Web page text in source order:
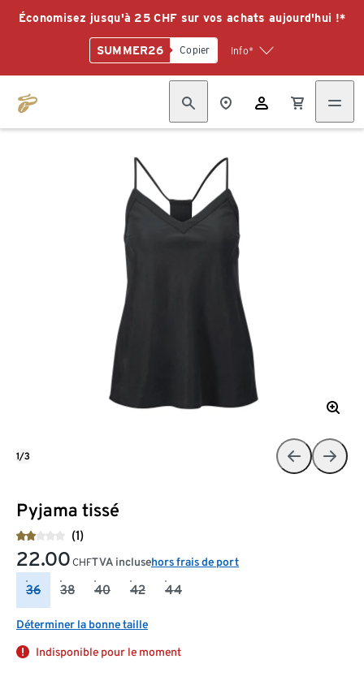
Économisez jusqu'à 25 CHF sur vos achats aujourd'hui !*
SUMMER26 Copier Info*
Pyjama tissé
(1)
22.00 CHFTVA inclusehors frais de port
36 38 40 42 44
Déterminer la bonne taille
Indisponible pour le moment
1/3